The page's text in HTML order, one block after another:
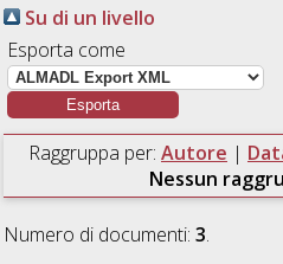
Su di un livello
Esporta come
Raggruppa per: Autore |
Nessun
Numero di documenti:3.